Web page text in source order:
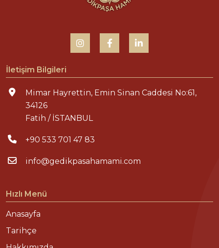
İletişim Bilgileri
Mimar Hayrettin, Emin Sinan Caddesi No:61,
34126
Fatih / İSTANBUL
+90 533 701 47 83
info@gedikpasahamami.com
Hızlı Menü
Anasayfa
Tarihçe